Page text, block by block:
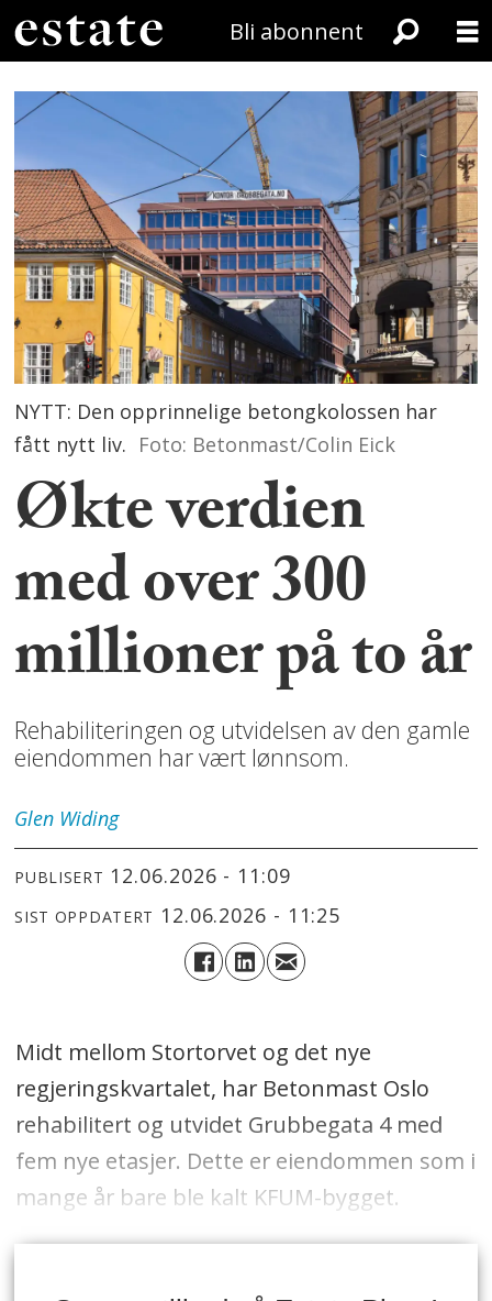
Bli abonnent
NYTT: Den opprinnelige betongkolossen har
fått nytt liv. Foto: Betonmast/Colin Eick
Økte verdien
med over 300
millioner på to år
Rehabiliteringen og utvidelsen av den gamle
eiendommen har vært lønnsom.
Glen Widing
PUBLISERT 12.06.2026 - 11:09
SIST OPPDATERT 12.06.2026 - 11:25
Midt mellom Stortorvet og det nye
regjeringskvartalet, har Betonmast Oslo
rehabilitert og utvidet Grubbegata 4 med
fem nye etasjer. Dette er eiendommen som i
mange år bare ble kalt KFUM-bygget.